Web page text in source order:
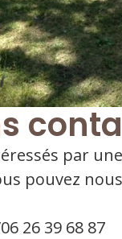
par
pouvez
26 39 68 87